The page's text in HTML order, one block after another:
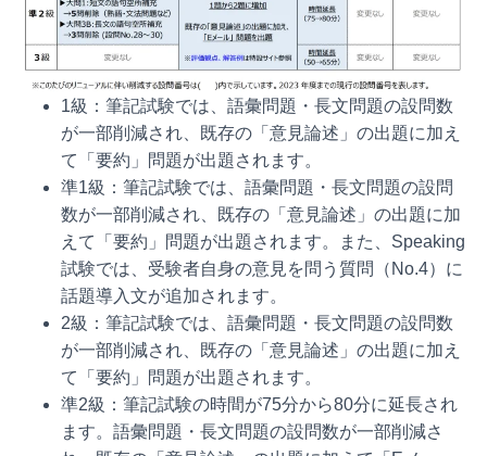
1級：筆記試験では、語彙問題・長文問題の設問数
が一部削減され、既存の「意見論述」の出題に加え
て「要約」問題が出題されます。
準1級：筆記試験では、語彙問題・長文問題の設問
数が一部削減され、既存の「意見論述」の出題に加
えて「要約」問題が出題されます。また、Speaking
試験では、受験者自身の意見を問う質問（No.4）に
話題導入文が追加されます。
2級：筆記試験では、語彙問題・長文問題の設問数
が一部削減され、既存の「意見論述」の出題に加え
て「要約」問題が出題されます。
準2級：筆記試験の時間が75分から80分に延長され
ます。語彙問題・長文問題の設問数が一部削減さ